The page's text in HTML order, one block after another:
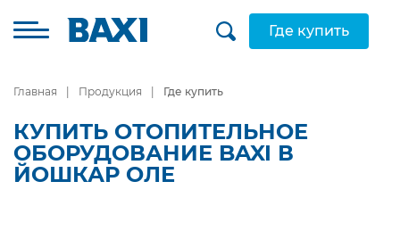
Где купить
Главная Продукция Где купить
КУПИТЬ ОТОПИТЕЛЬНОЕ
ОБОРУДОВАНИЕ BAXI В
ЙОШКАР ОЛЕ